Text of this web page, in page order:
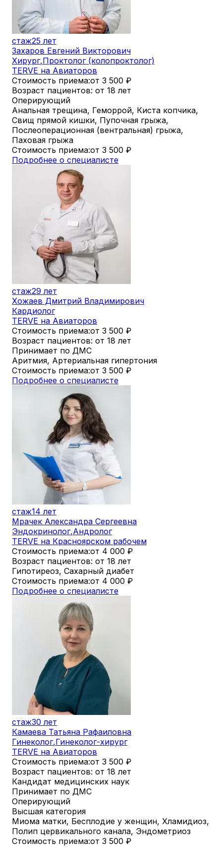
стаж25 лет
Захаров Евгений Викторович
Хирург,Проктолог (колопроктолог)
TERVE на Авиаторов
Стоимость приема:от 3 500 ₽
Возраст пациентов: от 18 лет
Оперирующий
Анальная трещина, Геморрой, Киста копчика,
Свищ прямой кишки, Пупочная грыжа,
Послеоперационная (вентральная) грыжа,
Паховая грыжа
Стоимость приема:от 3 500 ₽
Подробнее о специалисте
стаж29 лет
Хожаев Дмитрий Владимирович
Кардиолог
TERVE на Авиаторов
Стоимость приема:от 3 500 ₽
Возраст пациентов: от 18 лет
Принимает по ДМС
Аритмия, Артериальная гипертония
Стоимость приема:от 3 500 ₽
Подробнее о специалисте
стаж14 лет
Мрачек Александра Сергеевна
Эндокринолог,Андролог
TERVE на Красноярском рабочем
Стоимость приема:от 4 000 ₽
Возраст пациентов: от 18 лет
Гипотиреоз, Сахарный диабет
Стоимость приема:от 4 000 ₽
Подробнее о специалисте
стаж30 лет
Камаева Татьяна Рафаиловна
Гинеколог,Гинеколог-хирург
TERVE на Авиаторов
Стоимость приема:от 3 500 ₽
Возраст пациентов: от 18 лет
Кандидат медицинских наук
Принимает по ДМС
Оперирующий
Высшая категория
Миома матки, Бесплодие у женщин, Хламидиоз,
Полип цервикального канала, Эндометриоз
Стоимость приема:от 3 500 ₽